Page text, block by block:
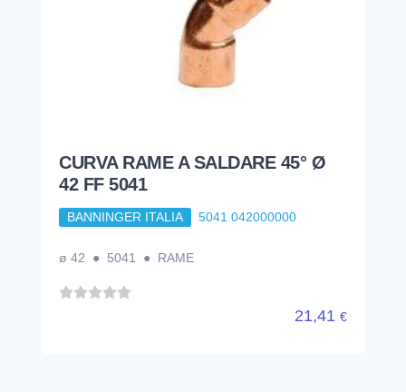
CURVA RAME A SALDARE 45° Ø
42 FF 5041
BANNINGER ITALIA 5041 042000000
ø 42 ● 5041 ● RAME
21,41 €